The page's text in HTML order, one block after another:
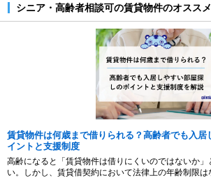
シニア・高齢者相談可の賃貸物件のオスス
賃貸物件は何歳まで借りられる？高齢者でも入居
イントと支援制度
高齢になると「賃貸物件は借りにくいのではないか」
い。しかし、賃貸借契約において法律上の年齢制限